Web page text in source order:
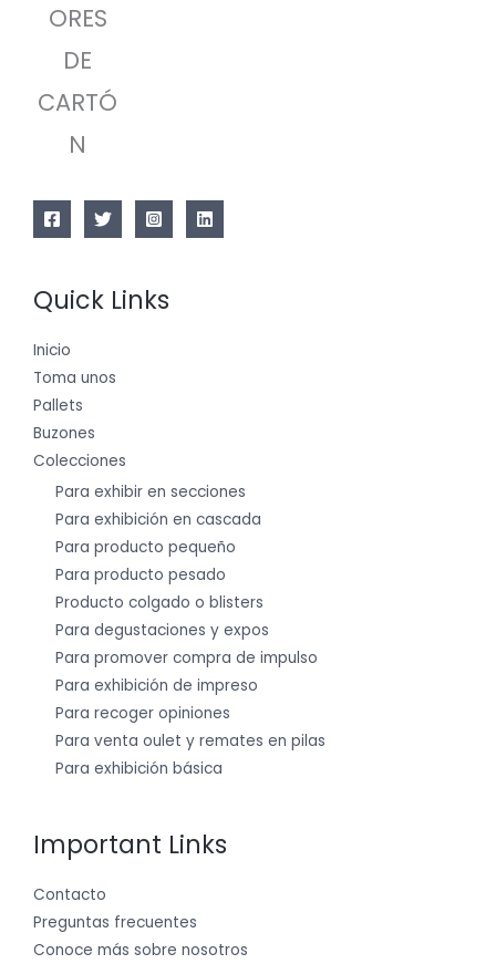
ORES
DE
CARTÓ
N
Quick Links
Inicio
Toma unos
Pallets
Buzones
Colecciones
Para exhibir en secciones
Para exhibición en cascada
Para producto pequeño
Para producto pesado
Producto colgado o blisters
Para degustaciones y expos
Para promover compra de impulso
Para exhibición de impreso
Para recoger opiniones
Para venta oulet y remates en pilas
Para exhibición básica
Important Links
Contacto
Preguntas frecuentes
Conoce más sobre nosotros